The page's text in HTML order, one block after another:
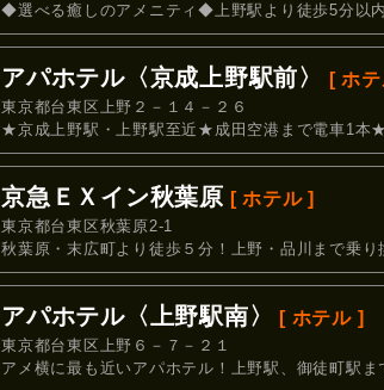
◆選べる癒しのアメニティ◆上野駅より徒歩5分以
アパホテル〈京成上野駅前〉 [ ホ
東京都台東区上野２－１４－２６
★京成上野駅・上野駅至近★成田空港まで電車1本
京急ＥＸイン秋葉原 [ ホテル ]
東京都台東区秋葉原2-1
秋葉原・末広町より徒歩５分！上野・品川まで乗り
アパホテル〈上野駅南〉 [ ホテル ]
東京都台東区上野６－７－２１
アメ横に最も近いアパホテル！上野駅、御徒町駅ま